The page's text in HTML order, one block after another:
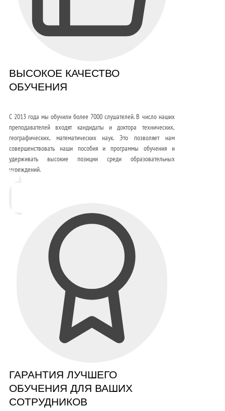
ВЫСОКОЕ КАЧЕСТВО
ОБУЧЕНИЯ
С 2013 года мы обучили более 7000 слушателей. В число наших
преподавателей входят кандидаты и доктора технических,
географических, математических наук. Это позволяет нам
совершенствовать наши пособия и программы обучения и
удерживать высокие позиции среди образовательных
учреждений.
ГАРАНТИЯ ЛУЧШЕГО
ОБУЧЕНИЯ ДЛЯ ВАШИХ
СОТРУДНИКОВ